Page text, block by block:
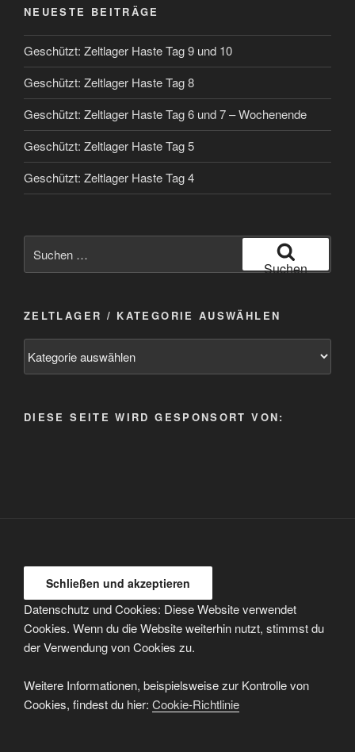
NEUESTE BEITRÄGE
Geschützt: Zeltlager Haste Tag 9 und 10
Geschützt: Zeltlager Haste Tag 8
Geschützt: Zeltlager Haste Tag 6 und 7 – Wochenende
Geschützt: Zeltlager Haste Tag 5
Geschützt: Zeltlager Haste Tag 4
nach:
Suchen
ZELTLAGER / KATEGORIE AUSWÄHLEN
DIESE SEITE WIRD GESPONSORT VON:
Datenschutz und Cookies: Diese Website verwendet
Cookies. Wenn du die Website weiterhin nutzt, stimmst du
der Verwendung von Cookies zu.
Weitere Informationen, beispielsweise zur Kontrolle von
Cookies, findest du hier: Cookie-Richtlinie